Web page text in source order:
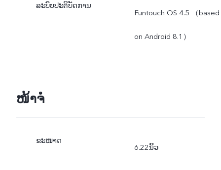
ລະບົບປະຕິບັດການ
Funtouch OS 4.5 （based
on Android 8.1）
ໜ້າຈໍ
ຂະໜາດ
6.22ນິ້ວ